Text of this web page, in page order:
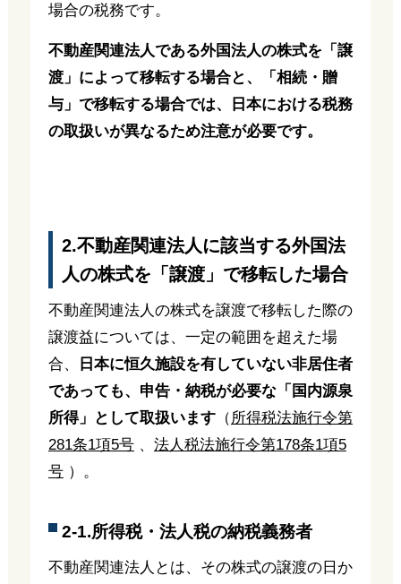
場合の税務です。
不動産関連法人である外国法人の株式を「譲
渡」によって移転する場合と、「相続・贈
与」で移転する場合では、日本における税務
の取扱いが異なるため注意が必要です。
2.不動産関連法人に該当する外国法
人の株式を「譲渡」で移転した場合
不動産関連法人の株式を譲渡で移転した際の
譲渡益については、一定の範囲を超えた場
合、
日本に恒久施設を有していない非居住者
であっても、申告・納税が必要な「国内源泉
所得」として取扱います（ 所得税法施行令第
281条1項5号、 法人税法施行令第178条1項5
号）。
2-1.所得税・法人税の納税義務者
不動産関連法人とは、その株式の譲渡の日か